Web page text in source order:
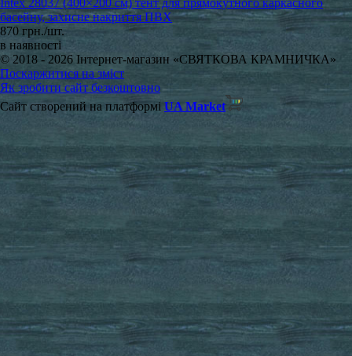
Intex 28037 (400×200 см) тент для прямокутного каркасного
басейну, захисне накриття ПВХ
870 грн./шт.
в наявності
© 2018 - 2026 Інтернет-магазин «СВЯТКОВА КРАМНИЧКА»
Поскаржитися на зміст
Як зробити сайт безкоштовно
Сайт створений на платформі UA Market